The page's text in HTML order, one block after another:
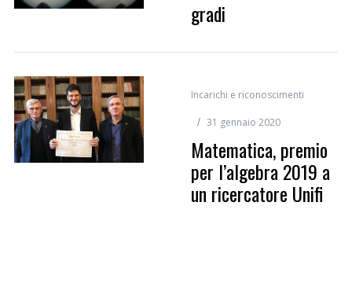
gradi
Incarichi e riconoscimenti
31 gennaio 2020
Matematica, premio
per l’algebra 2019 a
un ricercatore Unifi